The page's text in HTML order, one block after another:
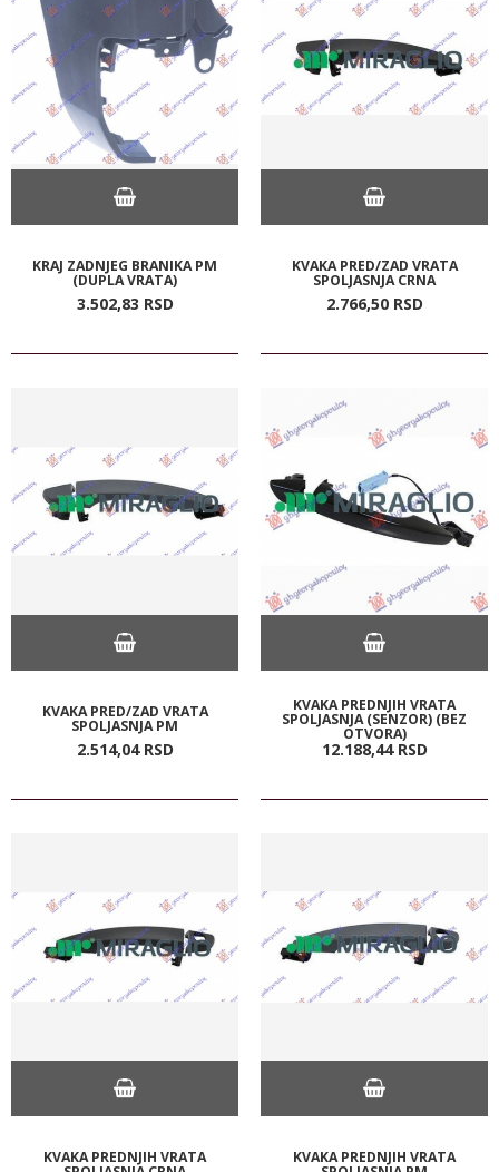
KRAJ ZADNJEG BRANIKA PM
(DUPLA VRATA)
3.502,83 RSD
KVAKA PRED/ZAD VRATA
SPOLJASNJA CRNA
2.766,50 RSD
KVAKA PRED/ZAD VRATA
SPOLJASNJA PM
2.514,04 RSD
KVAKA PREDNJIH VRATA
SPOLJASNJA (SENZOR) (BEZ
OTVORA)
12.188,44 RSD
KVAKA PREDNJIH VRATA KVAKA PREDNJIH VRATA